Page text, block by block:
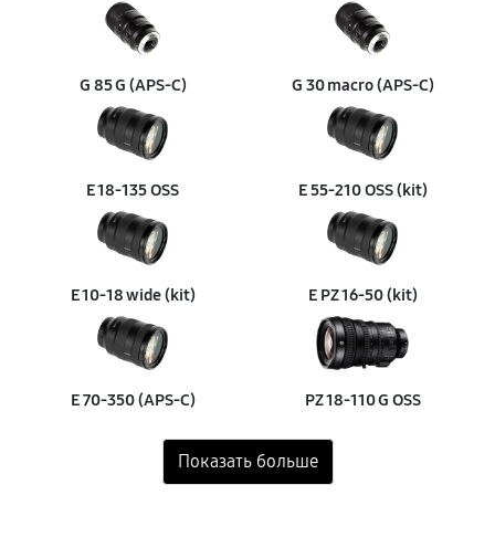
G 85 G (APS‑C) G 30 macro (APS‑C)
E 18‑135 OSS E 55‑210 OSS (kit)
E 10‑18 wide (kit) E PZ 16‑50 (kit)
E 70‑350 (APS‑C) PZ 18‑110 G OSS